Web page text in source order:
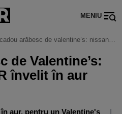
MENIU
cadou arăbesc de valentine’s: nissan gt-r învelit în aur
de Valentine’s:
învelit în aur
aur, pentru un Valentine's